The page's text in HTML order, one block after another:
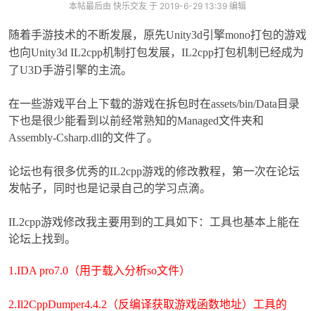
爱
破
本帖最后由 快乐交友 于 2019-6-29 13:39 编辑
随着手游技术的不断发展，原先Unity3d引擎mono打包的游戏
也向Unity3d IL2cpp机制打包发展，IL2cpp打包机制已经成为
了U3D手游引擎的主流。
在一些游戏平台上下载的游戏在拆包时在assets/bin/Data目录
下也是很少能看到以前经常熟知的Managed文件夹和
Assembly-Csharp.dll的文件了。
论坛也有很多优秀的IL2cpp游戏的修改教程，第一次在论坛
发帖子，同时也是记录自己的学习点滴。
IL2cpp游戏修改我主要用到的工具如下：工具也基本上能在
论坛上找到。
1.IDA pro7.0（用于载入分析so文件）
2.Il2CppDumper4.4.2（反编译获取游戏函数地址）工具的